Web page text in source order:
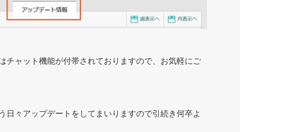
チャット機能が付帯されておりますので、お気軽にご
々アップデートをしてまいりますので引続き何卒よ